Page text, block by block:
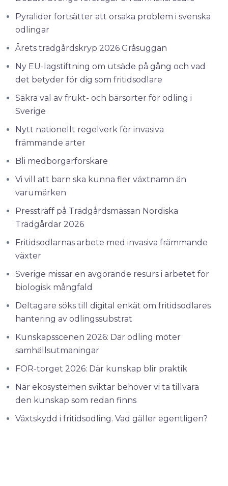
Pyralider fortsätter att orsaka problem i svenska
odlingar
Årets trädgårdskryp 2026 Gråsuggan
Ny EU-lagstiftning om utsäde på gång och vad
det betyder för dig som fritidsodlare
Säkra val av frukt- och bärsorter för odling i
Sverige
Nytt nationellt regelverk för invasiva
främmande arter
Bli medborgarforskare
Vi vill att barn ska kunna fler växtnamn än
varumärken
Pressträff på Trädgårdsmässan Nordiska
Trädgårdar 2026
Fritidsodlarnas arbete med invasiva främmande
växter
Sverige missar en avgörande resurs i arbetet för
biologisk mångfald
Deltagare söks till digital enkät om fritidsodlares
hantering av odlingssubstrat
Kunskapsscenen 2026: Där odling möter
samhällsutmaningar
FOR-torget 2026: Där kunskap blir praktik
När ekosystemen sviktar behöver vi ta tillvara
den kunskap som redan finns
Växtskydd i fritidsodling. Vad gäller egentligen?